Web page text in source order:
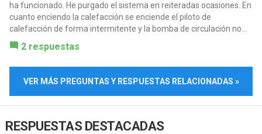
ha funcionado. He purgado el sistema en reiteradas ocasiones. En
cuanto enciendo la calefacción se enciende el piloto de
calefacción de forma intermitente y la bomba de circulación no...
2 respuestas
VER MÁS PREGUNTAS Y RESPUESTAS RELACIONADAS »
RESPUESTAS DESTACADAS